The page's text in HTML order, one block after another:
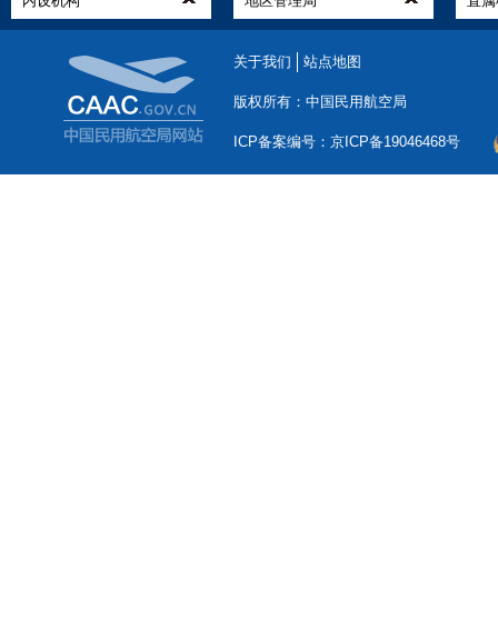
关于我们 站点地图
版权所有：中国民用航空局
ICP备案编号：京ICP备19046468号